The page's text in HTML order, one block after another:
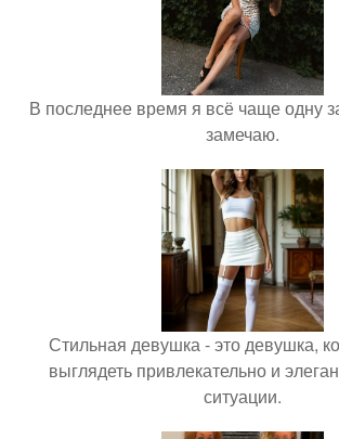
В последнее время я всё чаще одну
замечаю.
Стильная девушка - это девушка,
выглядеть привлекательно и
ситуации.